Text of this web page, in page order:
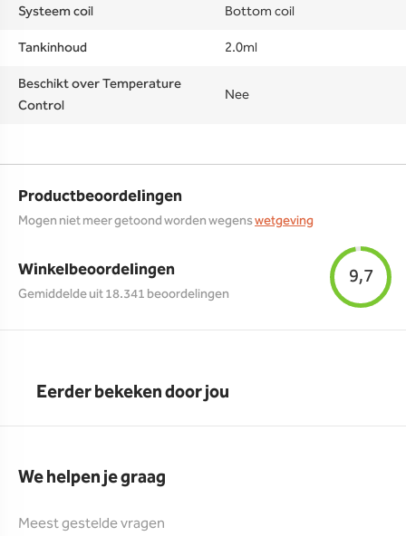
Systeem coil
Bottom coil
Tankinhoud
2.0ml
Beschikt over Temperature
Control
Nee
Productbeoordelingen
Mogen niet meer getoond worden wegenswetgeving
Winkelbeoordelingen
Gemiddelde uit 18.341 beoordelingen
9,7
Eerder bekeken door jou
We helpen je graag
Meest gestelde vragen